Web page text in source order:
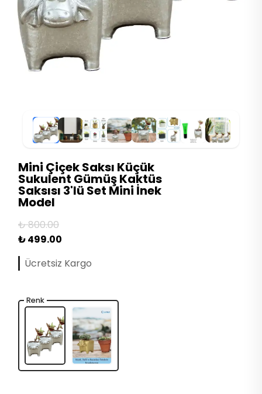
Mini Çiçek Saksı Küçük
Sukulent Gümüş Kaktüs
Saksısı 3'lü Set Mini İnek
Model
₺ 800.00
₺ 499.00
Ücretsiz Kargo
Renk